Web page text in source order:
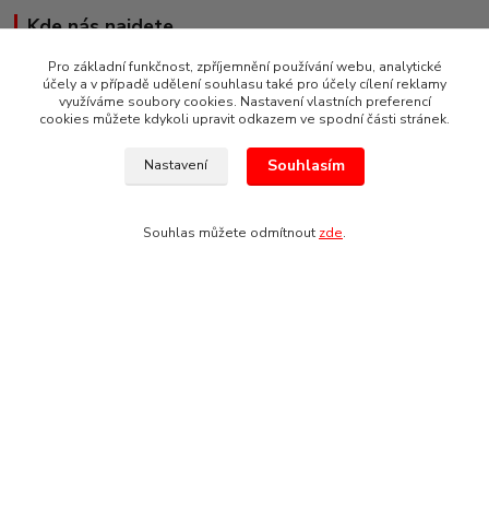
Kde nás najdete
Pro základní funkčnost, zpříjemnění používání webu, analytické
účely a v případě udělení souhlasu také pro účely cílení reklamy
využíváme soubory cookies. Nastavení vlastních preferencí
cookies můžete kdykoli upravit odkazem ve spodní části stránek.
Nastavení Souhlasím
Souhlas můžete odmítnout zde.